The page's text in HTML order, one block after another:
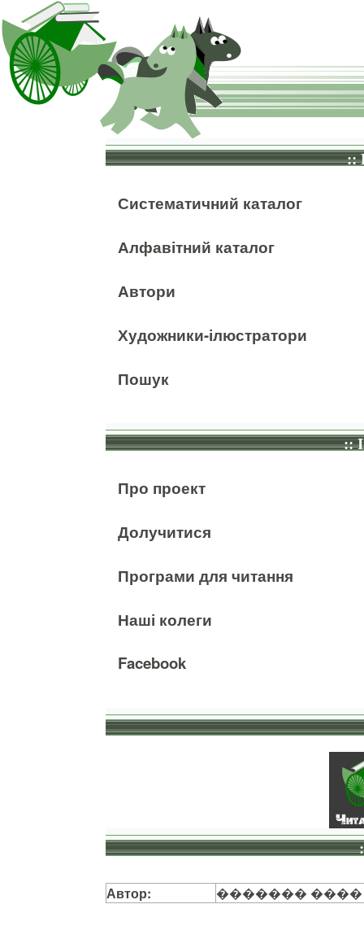
::
Систематичний каталог
Алфавітний каталог
Автори
Художники-ілюстратори
Пошук
::
Про проект
Долучитися
Програми для читання
Наші колеги
Facebook
Автор: ������� ����